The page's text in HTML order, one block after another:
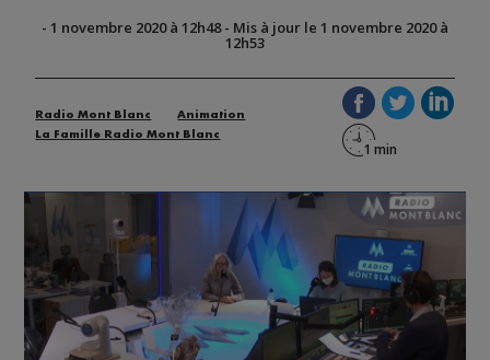
- 1 novembre 2020 à 12h48- Mis à jour le 1 novembre 2020 à
12h53
Radio Mont Blanc
Animation
La Famille Radio Mont Blanc